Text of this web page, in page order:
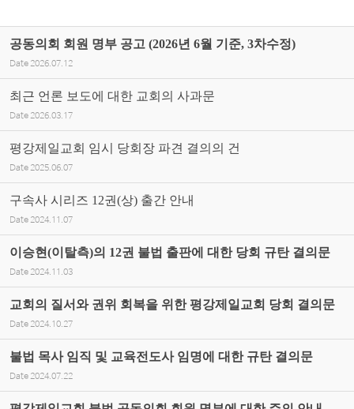
공동의회 회원 명부 공고 (2026년 6월 기준, 3차수정)
Date 2026.07.12
최근 언론 보도에 대한 교회의 사과문
Date 2026.03.17
평강제일교회 임시 당회장 파견 결의의 건
Date 2025.06.07
구속사 시리즈 12권(상) 출간 안내
Date 2024.11.07
이승현(이탈측)의 12권 불법 출판에 대한 당회 규탄 결의문
Date 2024.11.03
교회의 질서와 권위 회복을 위한 평강제일교회 당회 결의문
Date 2024.10.27
불법 목사 임직 및 교육전도사 임명에 대한 규탄 결의문
Date 2024.07.22